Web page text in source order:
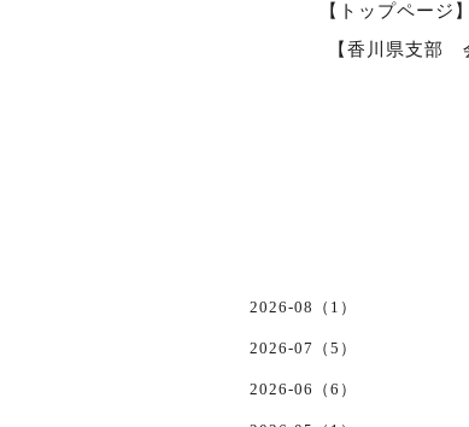
【トップページ】
【香川県支部
2026-08（1）
2026-07（5）
2026-06（6）